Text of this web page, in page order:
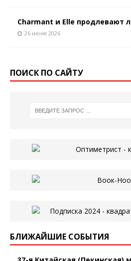
Charmant и Elle продлевают
26 июня 2026
ПОИСК ПО САЙТУ
БЛИЖАЙШИЕ СОБЫТИЯ